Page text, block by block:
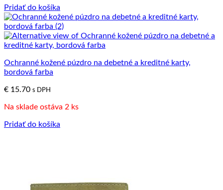
Pridať do košíka
Ochranné kožené púzdro na debetné a kreditné karty,
bordová farba
€ 15.70 s DPH
Na sklade ostáva 2 ks
Pridať do košíka